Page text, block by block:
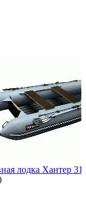
лодка Хантер